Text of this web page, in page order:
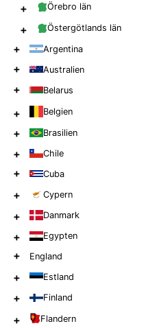
+ Örebro län
+ Östergötlands län
+ Argentina
+ Australien
+ Belarus
+ Belgien
+ Brasilien
+ Chile
+ Cuba
+ Cypern
+ Danmark
+ Egypten
+ England
+ Estland
+ Finland
+ Flandern